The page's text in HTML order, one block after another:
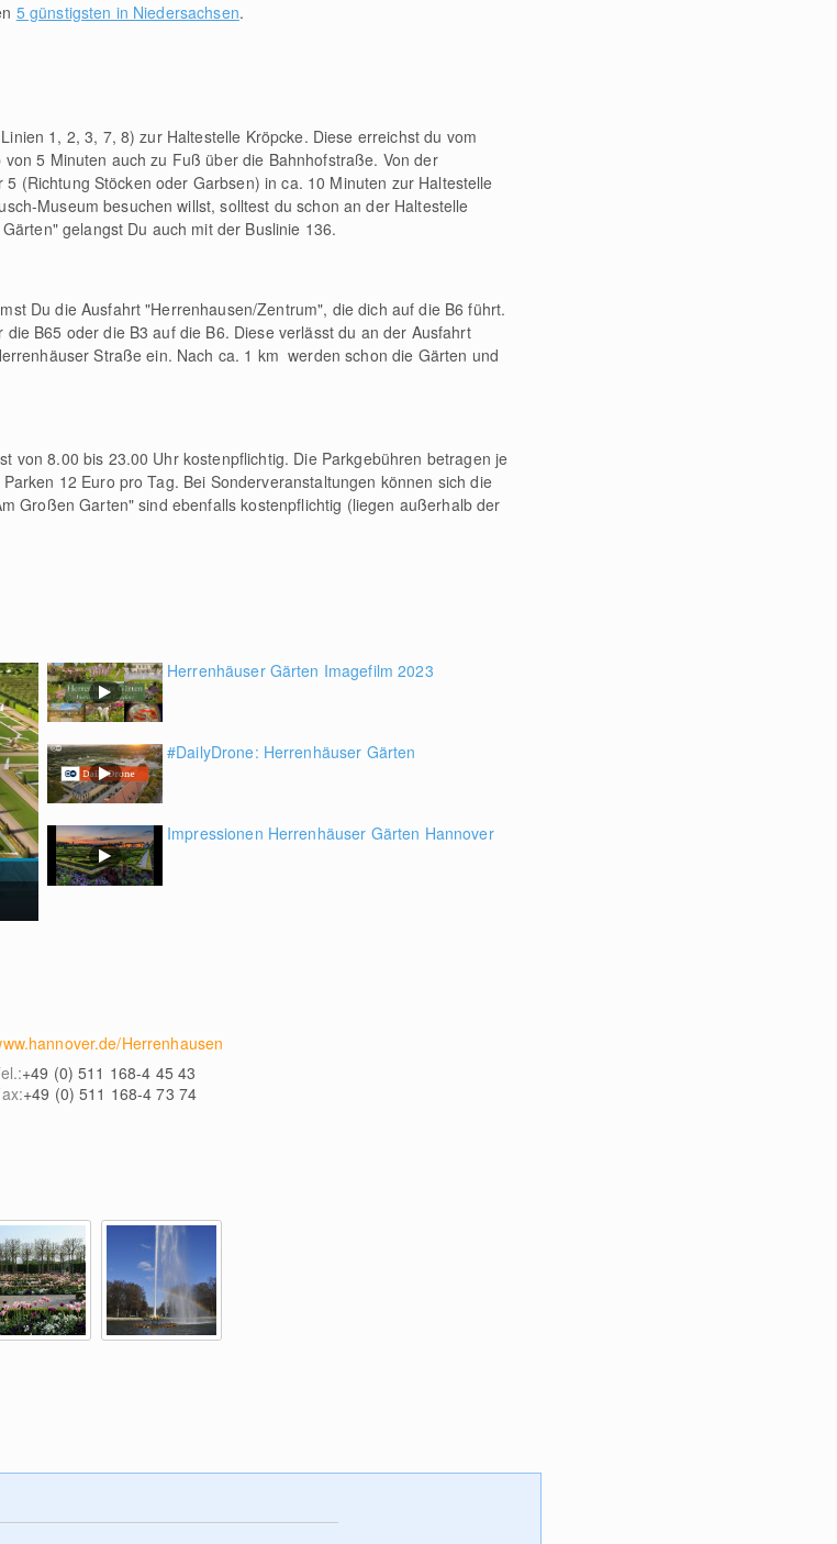
5 günstigsten in Niedersachsen.
1, 2, 3, 7, 8) zur Haltestelle Kröpcke. Diese erreichst du vom
5 Minuten auch zu Fuß über die Bahnhofstraße. Von der
(Richtung Stöcken oder Garbsen) in ca. 10 Minuten zur Haltestelle
Museum besuchen willst, solltest du schon an der Haltestelle
gelangst Du auch mit der Buslinie 136.
Du die Ausfahrt "Herrenhausen/Zentrum", die dich auf die B6 führt.
B65 oder die B3 auf die B6. Diese verlässt du an der Ausfahrt
Straße ein. Nach ca. 1 km werden schon die Gärten und
von 8.00 bis 23.00 Uhr kostenpflichtig. Die Parkgebühren betragen je
12 Euro pro Tag. Bei Sonderveranstaltungen können sich die
Großen Garten" sind ebenfalls kostenpflichtig (liegen außerhalb der
Herrenhäuser Gärten Imagefilm 2023
#DailyDrone: Herrenhäuser Gärten
Impressionen Herrenhäuser Gärten Hannover
Herrenhausen
+49 (0) 511 168-4 45 43
+49 (0) 511 168-4 73 74